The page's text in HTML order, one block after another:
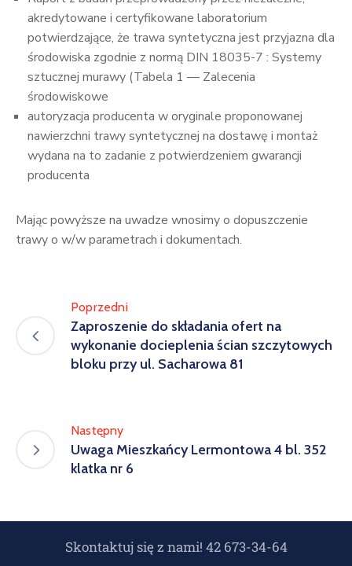
akredytowane i certyfikowane laboratorium
potwierdzające, że trawa syntetyczna jest przyjazna dla
środowiska zgodnie z normą DIN 18035-7 : Systemy
sztucznej murawy (Tabela 1 — Zalecenia
środowiskowe
autoryzacja producenta w oryginale proponowanej
nawierzchni trawy syntetycznej na dostawę i montaż
wydana na to zadanie z potwierdzeniem gwarancji
producenta
Mając powyższe na uwadze wnosimy o dopuszczenie
trawy o w/w parametrach i dokumentach.
Poprzedni
Zaproszenie do składania ofert na
wykonanie docieplenia ścian szczytowych
bloku przy ul. Sacharowa 81
Następny
Uwaga Mieszkańcy Lermontowa 4 bl. 352
klatka nr 6
Skontaktuj się z nami! 42 673-34-64